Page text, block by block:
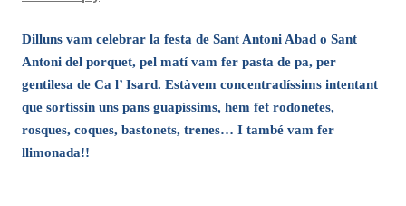
Dilluns vam celebrar la festa de Sant Antoni Abad o Sant
Antoni del porquet, pel matí vam fer pasta de pa, per
gentilesa de Ca l’ Isard. Estàvem concentradíssims intentant
que sortissin uns pans guapíssims, hem fet rodonetes,
rosques, coques, bastonets, trenes… I també vam fer
llimonada!!